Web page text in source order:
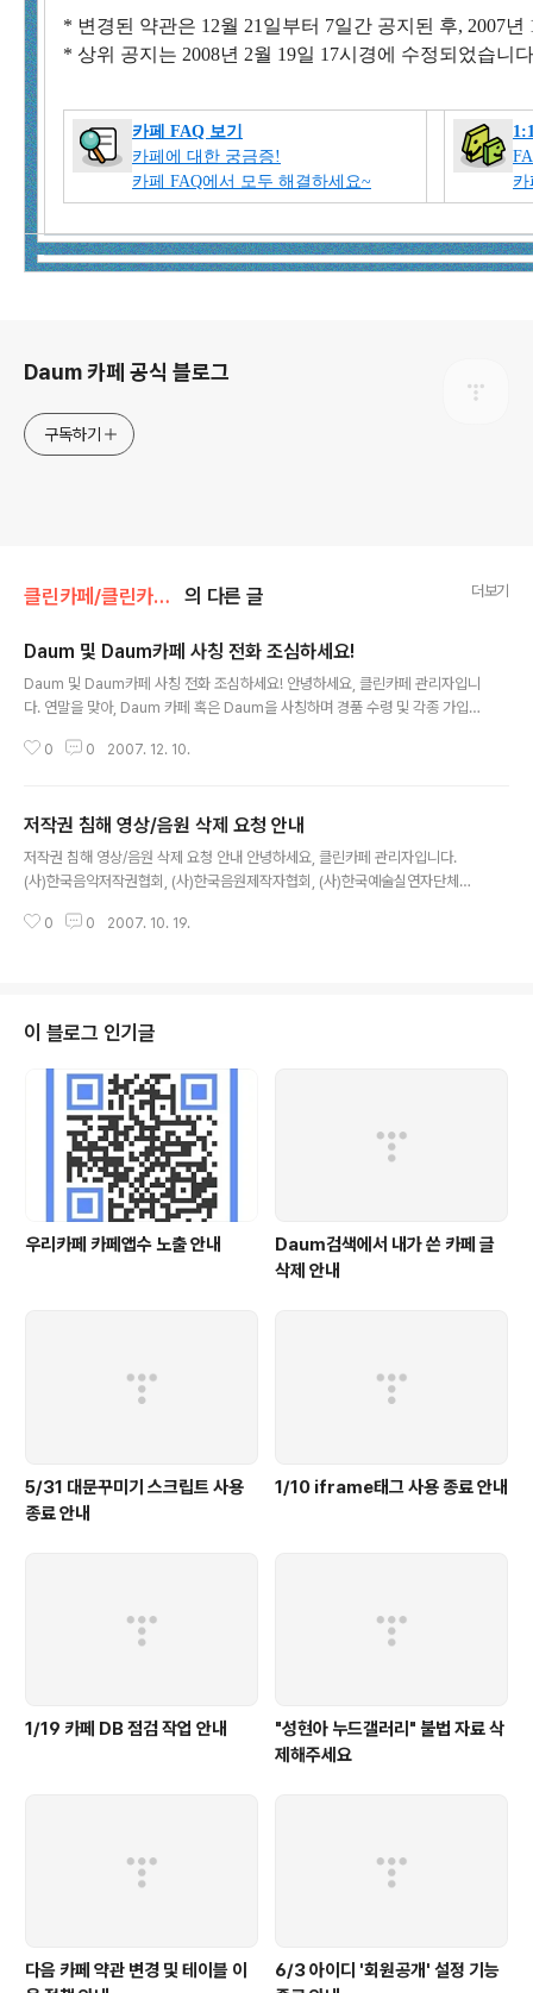
* 변경된 약관은 12월 21일부터 7일간 공지된 후, 2007
* 상위 공지는 2008년 2월 19일 17시경에 수정되었습니
카페 FAQ 보기
카페에 대한 궁금증!
카페 FAQ에서 모두 해결하세요~
Daum 카페 공식 블로그
구독하기
클린카페/클린카페 공지사항 의 다른 글 더보기
Daum 및 Daum카페 사칭 전화 조심하세요!
Daum 및 Daum카페 사칭 전화 조심하세요! 안녕하세요, 클린카페 관리자입니
다. 연말을 맞아, Daum 카페 혹은 Daum을 사칭하며 경품 수령 및 각종 가입
*카페입니다" 라는 안내 전화를 받으실 경우, 가입하신 카페에 주관식 정보 혹
0 0 2007. 12. 10.
저작권 침해 영상/음원 삭제 요청 안내
저작권 침해 영상/음원 삭제 요청 안내 안녕하세요, 클린카페 관리자입니다.
(사)한국음악저작권협회, (사)한국음원제작자협회, (사)한국예술실연자단체연
의 권리보호를 위해 온라인상 음악ㆍ영상ㆍ출판 등의 저작권 권..
0 0 2007. 10. 19.
이 블로그 인기글
우리카페 카페앱수 노출 안내
Daum검색에서 내가 쓴 카페 글
삭제 안내
5/31 대문꾸미기 스크립트 사용
종료 안내
1/10 iframe태그 사용 종료 안내
1/19 카페 DB 점검 작업 안내
"성현아 누드갤러리" 불법 자료 삭
제해주세요
다음 카페 약관 변경 및 테이블 이
6/3 아이디 '회원공개' 설정 기능